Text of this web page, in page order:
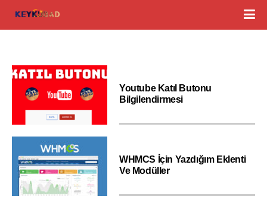
Youtube Katıl Butonu
Bilgilendirmesi
WHMCS İçin Yazdığım Eklenti
Ve Modüller